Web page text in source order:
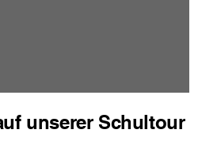
unserer Schultour